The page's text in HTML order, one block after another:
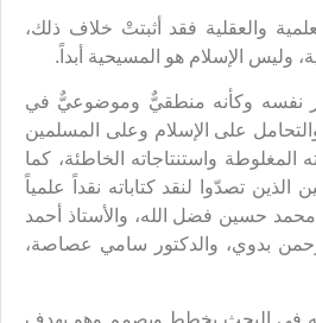
والعقلية فقد أثبتتْ خلاف ذلك،
وليس الإسلام هو المسيحية أبداً.
نفسه وكأنه منطقيٌّ وموضوعيٌّ في
والتحامل على الإسلام وعلى المسلمين
المغلوطة واستنتاجاته الخاطئة، كما
الذين تصدّوا لنقد كتاباته نقداً علمياً
حسين فضل الله، والأستاذ أحمد
بدوي، والدكتور سامي عصاصة،
في البحث يخطط ويصمم وهو يهدف